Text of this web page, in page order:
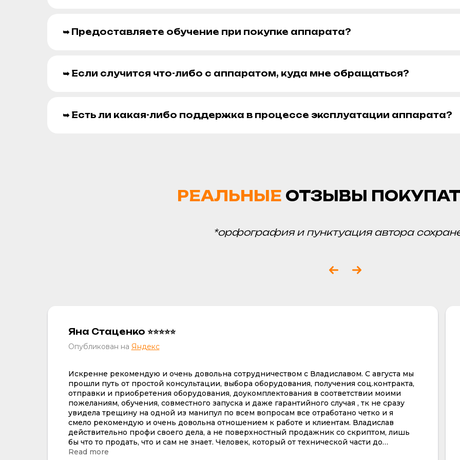
➥ Предоставляете обучение при покупке аппарата?
➥ Если случится что-либо с аппаратом, куда мне обращаться?
➥ Есть ли какая-либо поддержка в процессе эксплуатации аппарата?
РЕАЛЬНЫЕ ОТЗЫВЫ
*орфография и пунктуация автора
Яна Стаценко ⭐⭐⭐⭐⭐
Опубликован на Яндекс
Искренне рекомендую и очень довольна сотрудничеством с Владиславом. С августа мы
прошли путь от простой консультации, выбора оборудования, получения соц.контракта,
отправки и приобретения оборудования, доукомплектования в соответствии моими
пожеланиям, обучения, совместного запуска и даже гарантийного случая , тк не сразу
увидела трещину на одной из манипул по всем вопросам все отработано четко и я
смело рекомендую и очень довольна отношением к работе и клиентам. Владислав
действительно профи своего дела, а не поверхностный продажник со скриптом, лишь
бы что то продать, что и сам не знает. Человек, который от технической части до
нюансов работы вникал в мои пожелания советовал, помогал с выбором и самое главное
Read more